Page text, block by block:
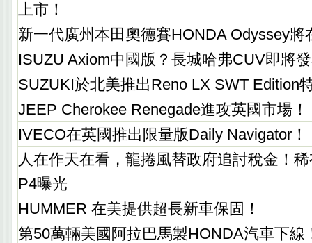
上市！
新一代廣州本田奧德賽HONDA Odyssey將
ISUZU Axiom中國版？長城哈弗CUV即將
SUZUKI於北美推出Reno LX SWT Edition
JEEP Cherokee Renegade進攻英國市場！
IVECO在英國推出限量版Daily Navigator！
人在作天在看，龍捲風替政府追討稅金！
P4曝光
HUMMER 在美提供超長新車保固！
第50萬輛美國阿拉巴馬製HONDA汽車下線